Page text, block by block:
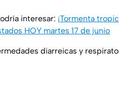
interesar: ¡Tormenta
HOY martes 17 de junio
diarreicas y